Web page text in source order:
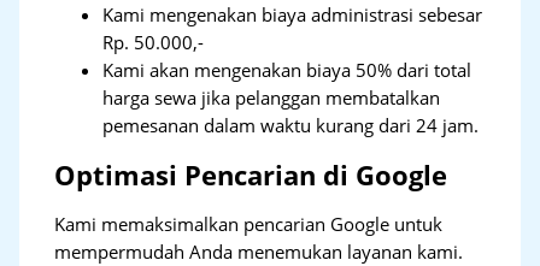
Kami mengenakan biaya administrasi sebesar
Rp. 50.000,-
Kami akan mengenakan biaya 50% dari total
harga sewa jika pelanggan membatalkan
pemesanan dalam waktu kurang dari 24 jam.
Optimasi Pencarian di Google
Kami memaksimalkan pencarian Google untuk
mempermudah Anda menemukan layanan kami.